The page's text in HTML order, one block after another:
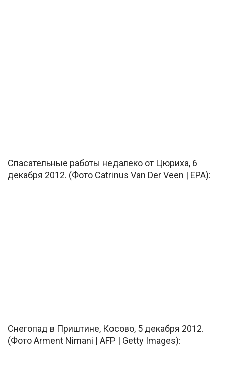
Спасательные работы недалеко от Цюриха, 6
декабря 2012. (Фото Catrinus Van Der Veen | EPA):
Снегопад в Приштине, Косово, 5 декабря 2012.
(Фото Arment Nimani | AFP | Getty Images):